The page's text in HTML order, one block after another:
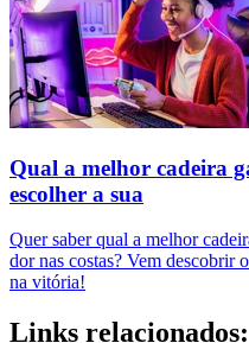
Qual a melhor cadeira
escolher a sua
Quer saber qual a melhor
dor nas costas? Vem descobrir
na vitória!
Links relacionados: